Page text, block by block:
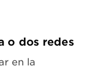
o dos redes
en la